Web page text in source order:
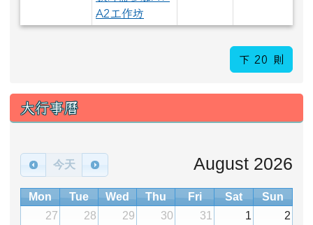
A2工作坊
下 20 則
大行事曆
今天 August 2026
Mon Tue Wed Thu Fri Sat
Sun
27
28 29 30 31 1 2